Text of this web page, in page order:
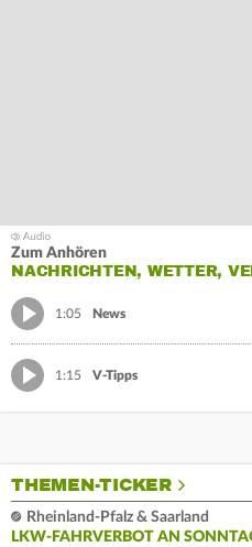
Zum Anhören
NACHRICHTEN, WETTER,
1:05 News
1:15 V-Tipps
THEMEN-TICKER
Rheinland-Pfalz & Saarland
LKW-FAHRVERBOT AN